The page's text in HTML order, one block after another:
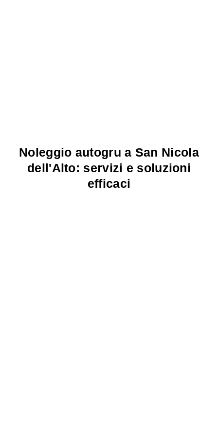
Noleggio autogru a San Nicola
dell'Alto: servizi e soluzioni
efficaci